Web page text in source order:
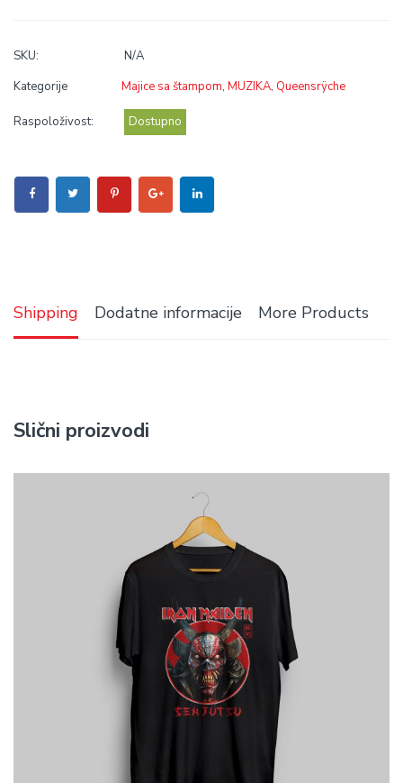
SKU:
N/A
Kategorije
Majice sa štampom, MUZIKA, Queensrÿche
Raspoloživost: Dostupno
Shipping Dodatne informacije More Products
Slični proizvodi